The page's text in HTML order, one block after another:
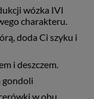
wózka IVI
charakteru.
doda Ci szyku i
i deszczem.
gondoli
w obu